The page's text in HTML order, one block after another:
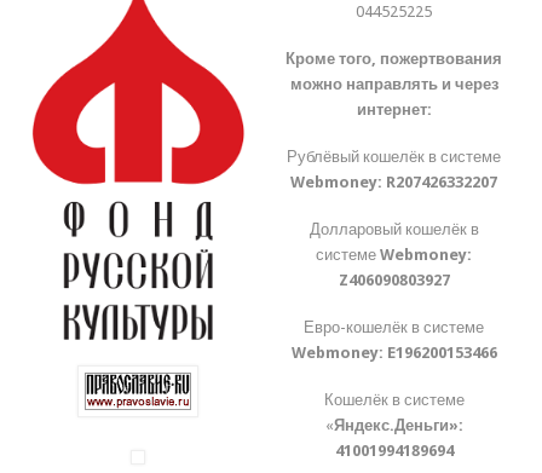
044525225
Кроме того, пожертвования
можно направлять и через
интернет:
Рублёвый кошелёк в системе
Webmoney: R207426332207
Долларовый кошелёк в
системеWebmoney:
Z406090803927
Евро-кошелёк в системе
Webmoney: E196200153466
Кошелёк в системе
«Яндекс.Деньги»:
41001994189694